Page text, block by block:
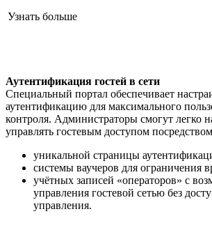
Узнать больше
Аутентификация гостей в сети
Специальный портал обеспечивает
аутентификацию для максимального
контроля. Администраторы смогут легко
управлять гостевым доступом
уникальной страницы
системы ваучеров для ограничения
учётных записей «операторов» с
управления гостевой сетью без
управления.